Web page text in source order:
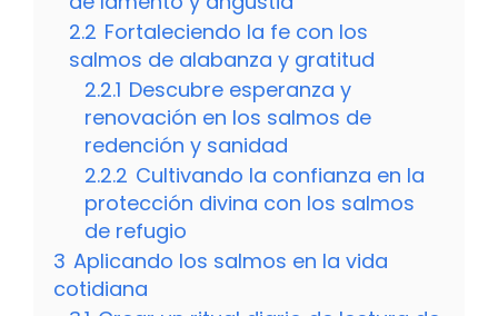
2.2 Fortaleciendo la fe con los
salmos de alabanza y gratitud
2.2.1 Descubre esperanza y
renovación en los salmos de
redención y sanidad
2.2.2 Cultivando la confianza en la
protección divina con los salmos
de refugio
3 Aplicando los salmos en la vida
cotidiana